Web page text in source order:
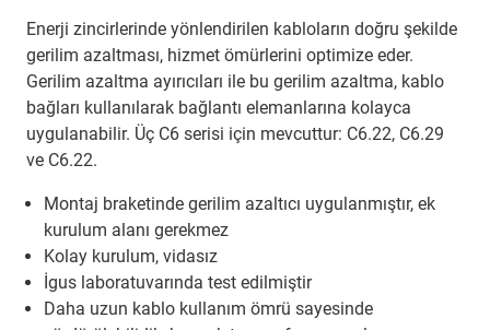
Enerji zincirlerinde yönlendirilen kabloların doğru şekilde
gerilim azaltması, hizmet ömürlerini optimize eder.
Gerilim azaltma ayırıcıları ile bu gerilim azaltma, kablo
bağları kullanılarak bağlantı elemanlarına kolayca
uygulanabilir. Üç C6 serisi için mevcuttur: C6.22, C6.29
ve C6.22.
Montaj braketinde gerilim azaltıcı uygulanmıştır, ek
kurulum alanı gerekmez
Kolay kurulum, vidasız
İgus laboratuvarında test edilmiştir
Daha uzun kablo kullanım ömrü sayesinde